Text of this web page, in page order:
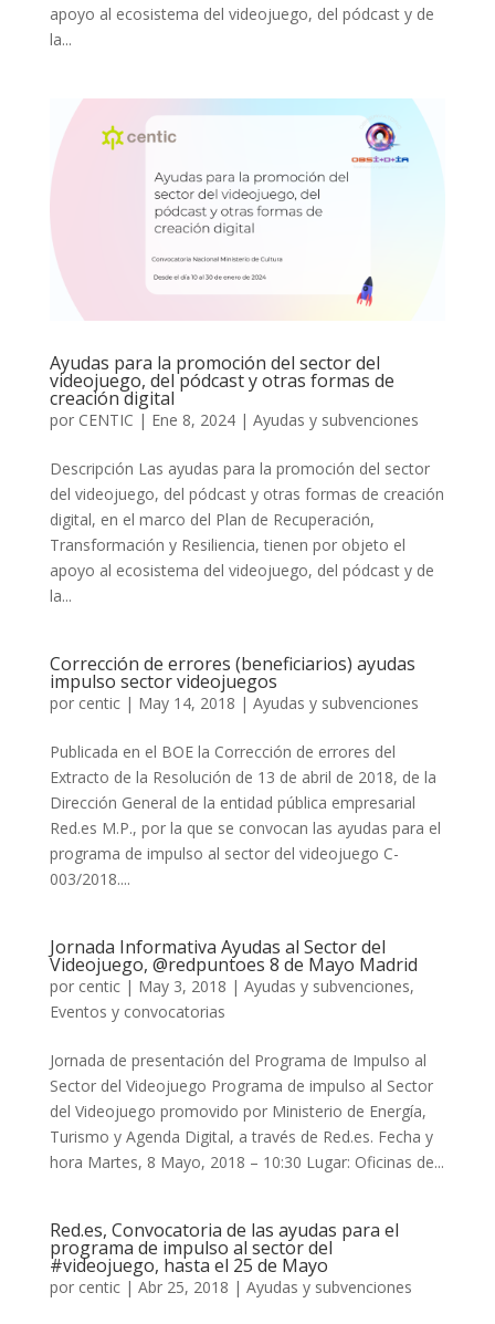
apoyo al ecosistema del videojuego, del pódcast y de
la...
Ayudas para la promoción del sector del
videojuego, del pódcast y otras formas de
creación digital
por CENTIC | Ene 8, 2024| Ayudas y subvenciones
Descripción Las ayudas para la promoción del sector
del videojuego, del pódcast y otras formas de creación
digital, en el marco del Plan de Recuperación,
Transformación y Resiliencia, tienen por objeto el
apoyo al ecosistema del videojuego, del pódcast y de
la...
Corrección de errores (beneficiarios) ayudas
impulso sector videojuegos
por centic| May 14, 2018 | Ayudas y subvenciones
Publicada en el BOE la Corrección de errores del
Extracto de la Resolución de 13 de abril de 2018, de la
Dirección General de la entidad pública empresarial
Red.es M.P., por la que se convocan las ayudas para el
programa de impulso al sector del videojuego C-
003/2018....
Jornada Informativa Ayudas al Sector del
Videojuego, @redpuntoes 8 de Mayo Madrid
por centic| May 3, 2018 | Ayudas y subvenciones,
Eventos y convocatorias
Jornada de presentación del Programa de Impulso al
Sector del Videojuego Programa de impulso al Sector
del Videojuego promovido por Ministerio de Energía,
Turismo y Agenda Digital, a través de Red.es. Fecha y
hora Martes, 8 Mayo, 2018 – 10:30 Lugar: Oficinas de...
Red.es, Convocatoria de las ayudas para el
programa de impulso al sector del
#videojuego, hasta el 25 de Mayo
por centic| Abr 25, 2018 | Ayudas y subvenciones